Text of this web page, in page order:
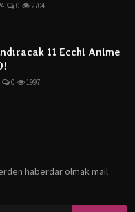
0 2704
11 Ecchi Anime
0 1997
haberdar olmak mail